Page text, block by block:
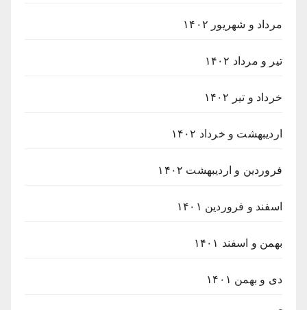
مرداد و شهریور ۱۴۰۲
تیر و مرداد ۱۴۰۲
خرداد و تیر ۱۴۰۲
اردیبهشت و خرداد ۱۴۰۲
فروردین و اردیبهشت ۱۴۰۲
اسفند و فروردین ۱۴۰۱
بهمن و اسفند ۱۴۰۱
دی و بهمن ۱۴۰۱